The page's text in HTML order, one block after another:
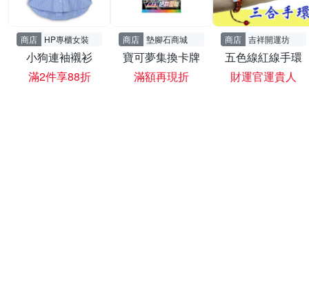
商店 HP專櫃女裝
小狗連袖襯衫
滿2件享88折
商店 墊腳石商城
寶可夢集換卡牌
滿額再現折
商店 吉祥開運坊
五色線紅線手環
財運官運貴人